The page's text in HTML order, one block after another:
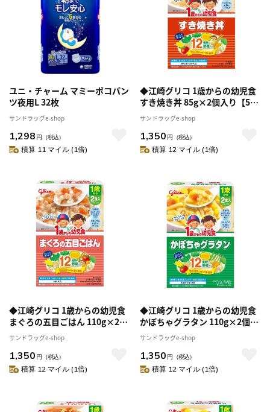
ユニ・チャーム マミーポコパン
ツ夜用L 32枚
サンドラッグe-shop
1,298 円 （税込）
積算 11 マイル (1倍)
◆江崎グリコ 1歳からの幼児食
すき焼き丼 85g×2個入り【5個
セット】
サンドラッグe-shop
1,350 円 （税込）
積算 12 マイル (1倍)
◆江崎グリコ 1歳からの幼児食
まぐろの五目ごはん 110g×2個
入り【5個セット】
サンドラッグe-shop
1,350 円 （税込）
積算 12 マイル (1倍)
◆江崎グリコ 1歳からの幼児食
かぼちゃグラタン 110g×2個入
り【5個セット】
サンドラッグe-shop
1,350 円 （税込）
積算 12 マイル (1倍)